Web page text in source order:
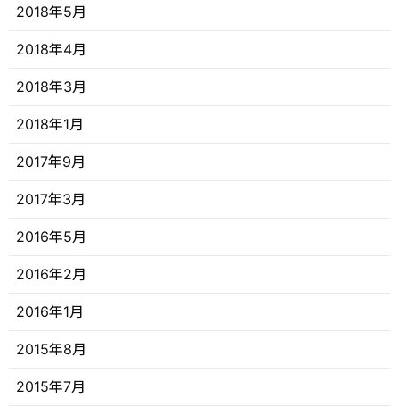
2018年5月
2018年4月
2018年3月
2018年1月
2017年9月
2017年3月
2016年5月
2016年2月
2016年1月
2015年8月
2015年7月